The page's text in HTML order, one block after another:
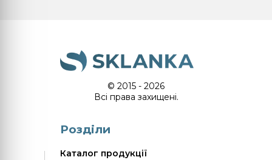
© 2015 - 2026
Всі права захищені.
Розділи
Каталог продукції